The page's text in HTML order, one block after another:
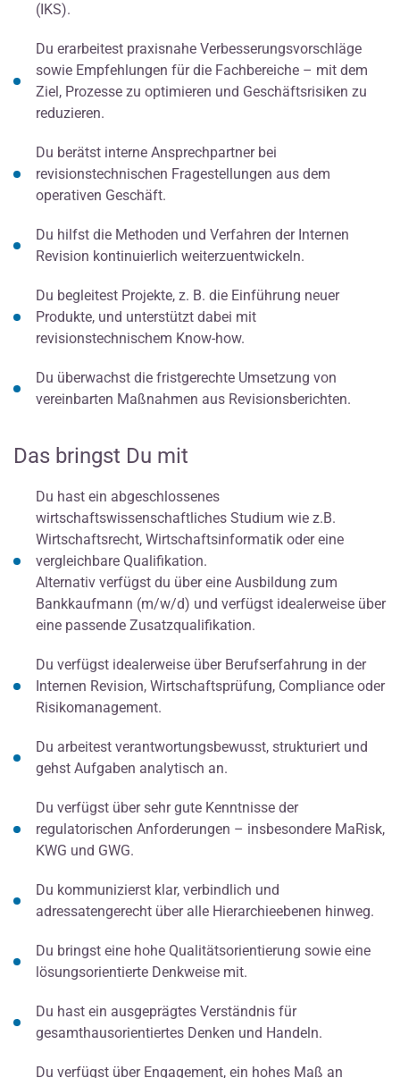
(IKS).
Du erarbeitest praxisnahe Verbesserungsvorschläge
sowie Empfehlungen für die Fachbereiche – mit dem
Ziel, Prozesse zu optimieren und Geschäftsrisiken zu
reduzieren.
Du berätst interne Ansprechpartner bei
revisionstechnischen Fragestellungen aus dem
operativen Geschäft.
Du hilfst die Methoden und Verfahren der Internen
Revision kontinuierlich weiterzuentwickeln.
Du begleitest Projekte, z. B. die Einführung neuer
Produkte, und unterstützt dabei mit
revisionstechnischem Know-how.
Du überwachst die fristgerechte Umsetzung von
vereinbarten Maßnahmen aus Revisionsberichten.
Das bringst Du mit
Du hast ein abgeschlossenes
wirtschaftswissenschaftliches Studium wie z.B.
Wirtschaftsrecht, Wirtschaftsinformatik oder eine
vergleichbare Qualifikation.
Alternativ verfügst du über eine Ausbildung zum
Bankkaufmann (m/w/d) und verfügst idealerweise über
eine passende Zusatzqualifikation.
Du verfügst idealerweise über Berufserfahrung in der
Internen Revision, Wirtschaftsprüfung, Compliance oder
Risikomanagement.
Du arbeitest verantwortungsbewusst, strukturiert und
gehst Aufgaben analytisch an.
Du verfügst über sehr gute Kenntnisse der
regulatorischen Anforderungen – insbesondere MaRisk,
KWG und GWG.
Du kommunizierst klar, verbindlich und
adressatengerecht über alle Hierarchieebenen hinweg.
Du bringst eine hohe Qualitätsorientierung sowie eine
lösungsorientierte Denkweise mit.
Du hast ein ausgeprägtes Verständnis für
gesamthausorientiertes Denken und Handeln.
Du verfügst über Engagement, ein hohes Maß an